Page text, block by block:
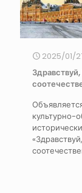
2025/01/
культурно-